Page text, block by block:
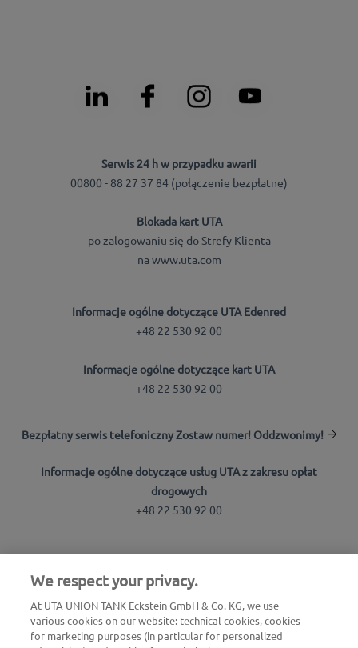
Serwis 24 h w przypadku awarii
00800 - 88 27 37 84 (połączenie bezpłatne)
Blokada kart UTA
po zalogowaniu się do Strefy Klienta
na www.uta.com
Informacje ogólne dotyczące UTA Edenred
+48 22 530 92 00
Informacje ogólne dotyczące kart UTA
+48 22 530 92 00
Bezpłatny serwis telefoniczny Zostaw numer! Oddzwonimy!
Informacje ogólne dotyczące usług UTA z zakresu opłat
drogowych
+48 22 530 92 00
Zaloguj się do strefy klienta
Informacje o UTA Edenred
We respect your privacy.
At UTA UNION TANK Eckstein GmbH & Co. KG, we use
various cookies on our website: technical cookies, cookies
for marketing purposes (in particular for personalized